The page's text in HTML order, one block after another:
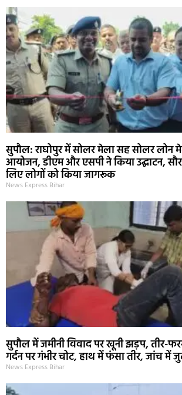
सुपौल: राघोपुर में सोलर मेला सह सोलर लोन
आयोजन, डीएम और एसपी ने किया उद्घाटन,
लिए लोगों को किया जागरूक
News Express Bihar
सुपौल में जमीनी विवाद पर खूनी झड़प, तीर-
गर्दन पर गंभीर चोट, हाथ में फंसा तीर, जांच में
News Express Bihar